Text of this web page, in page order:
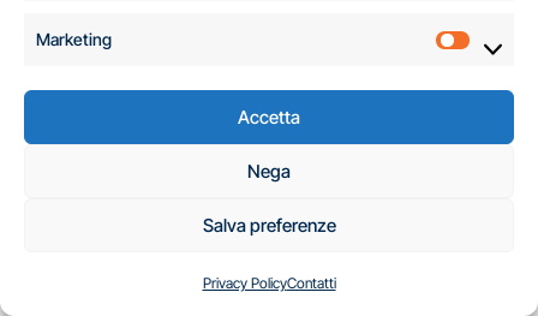
Marketing
Accetta
Nega
Salva preferenze
Privacy PolicyContatti
Sudan’s War – How Gold Exports and Smuggling Are
Prolonging Sudan’s War”, 2024
Lezhnev, Sasha. “Conflict Gold to Responsible
Gold.” The Sentry, 2021,